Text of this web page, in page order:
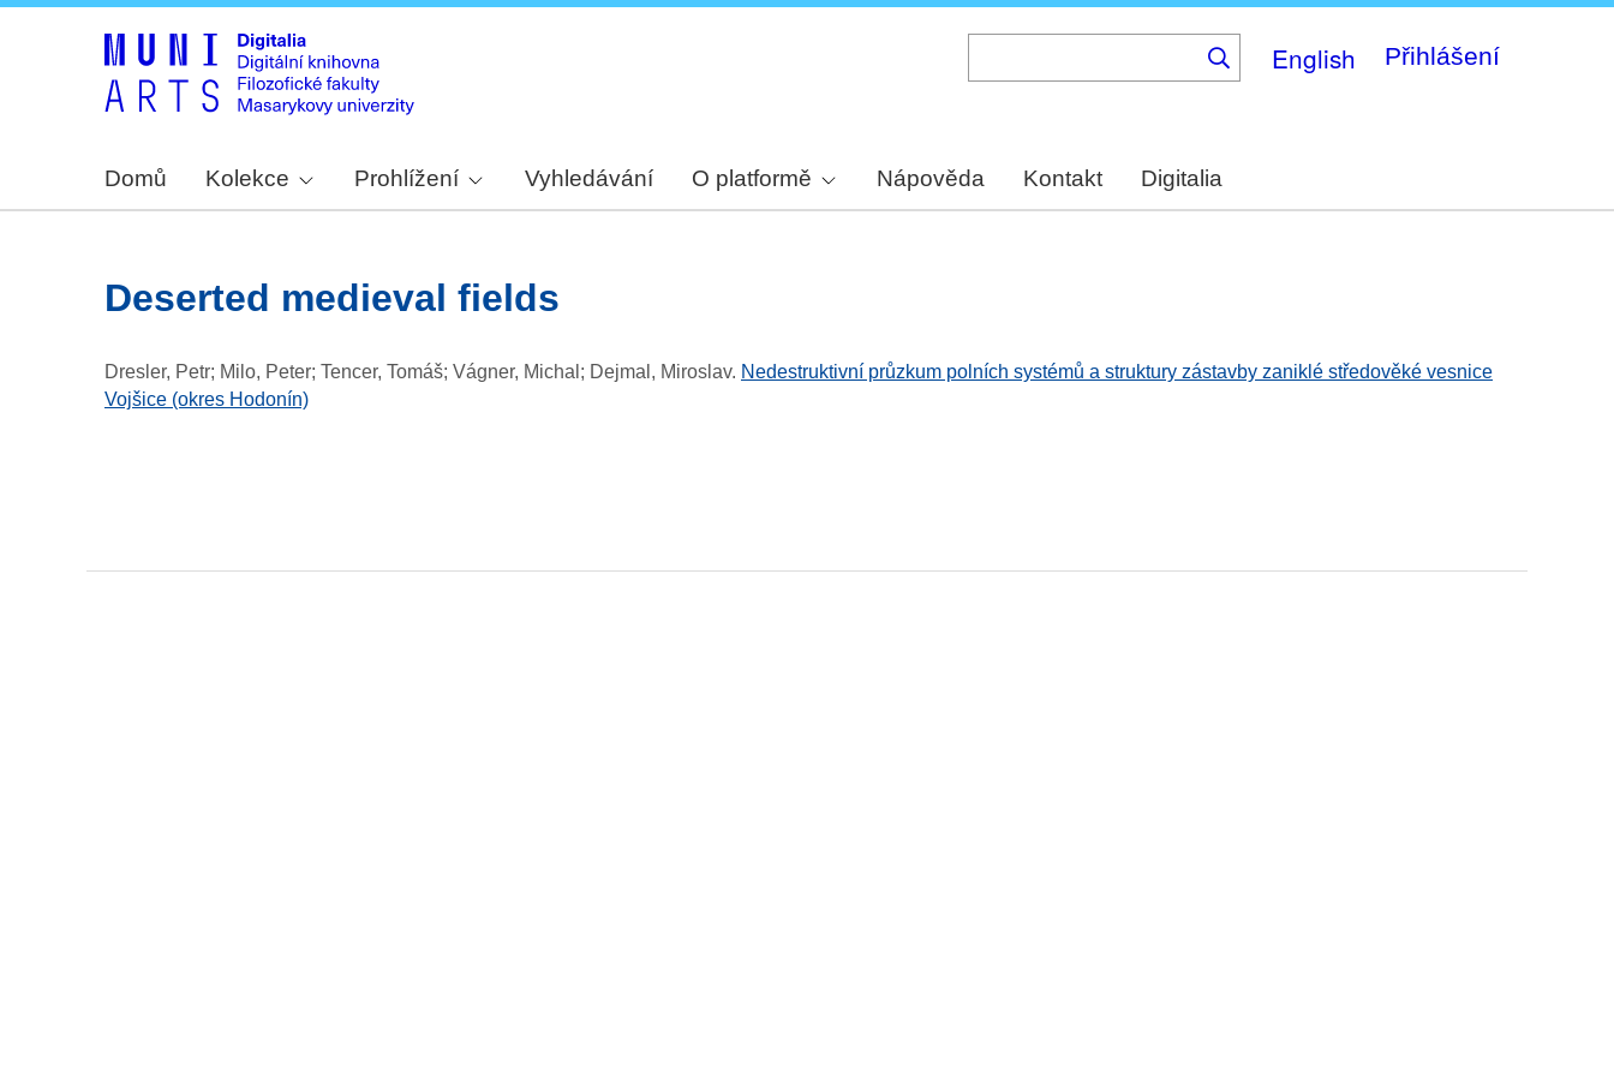
English Přihlášení
Domů Kolekce Prohlížení Vyhledávání O platformě Nápověda Kontakt Digitalia
deserted medieval fields
Dresler, Petr; Milo, Peter; Tencer, Tomáš; Vágner, Michal; Dejmal, Miroslav. Nedestruktivní průzkum polních systémů a struktury zástavby zaniklé středověké vesnice
Vojšice (okres Hodonín)